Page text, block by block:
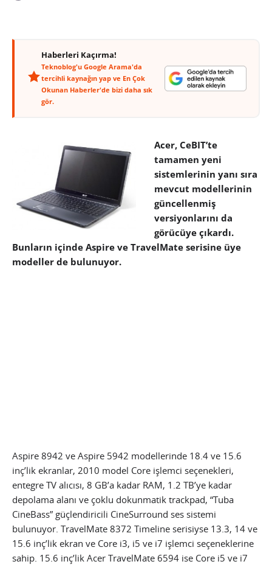
Haberleri Kaçırma!
Teknoblog'u Google Arama'da
tercihli kaynağın yap ve En Çok
Okunan Haberler'de bizi daha sık
gör.
Acer, CeBIT’te
tamamen yeni
sistemlerinin yanı sıra
mevcut modellerinin
güncellenmiş
versiyonlarını da
görücüye çıkardı.
Bunların içinde Aspire ve TravelMate serisine üye
modeller de bulunuyor.
Aspire 8942 ve Aspire 5942 modellerinde 18.4 ve 15.6
inç’lik ekranlar, 2010 model Core işlemci seçenekleri,
entegre TV alıcısı, 8 GB’a kadar RAM, 1.2 TB’ye kadar
depolama alanı ve çoklu dokunmatik trackpad, “Tuba
CineBass” güçlendiricili CineSurround ses sistemi
bulunuyor. TravelMate 8372 Timeline serisiyse 13.3, 14 ve
15.6 inç’lik ekran ve Core i3, i5 ve i7 işlemci seçeneklerine
sahip. 15.6 inç’lik Acer TravelMate 6594 ise Core i5 ve i7